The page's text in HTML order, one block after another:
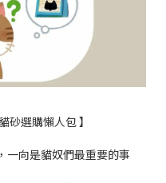
砂選購懶人包 】
一向是貓奴們最重要的事